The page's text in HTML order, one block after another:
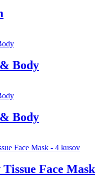
Body
Body
Face Mask